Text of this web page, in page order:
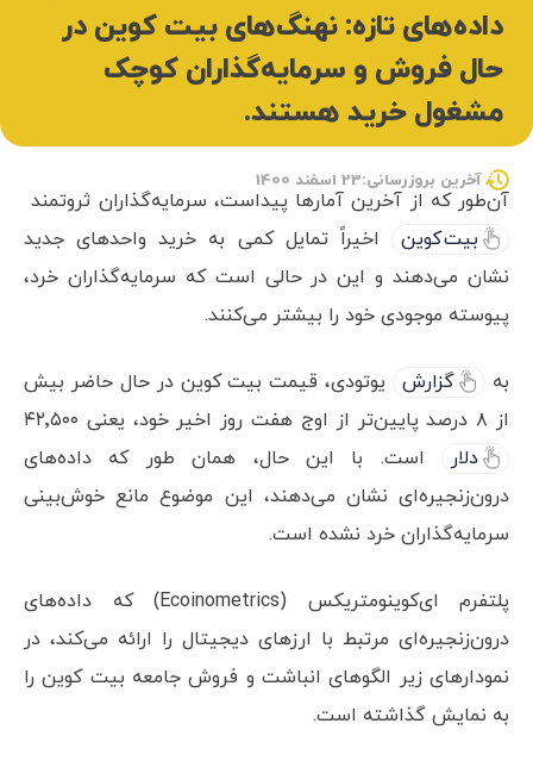
داده‌های تازه: نهنگ‌های بیت کوین در
حال فروش و سرمایه‌گذاران کوچک
مشغول خرید هستند.
آخرین بروزرسانی:23 اسفند 1400
آن‌طور که از آخرین آمارها پیداست، سرمایه‌گذاران ثروتمند
بیت کوین
اخیراً تمایل کمی به خرید واحدهای جدید
نشان می‌دهند و این در حالی است که سرمایه‌گذاران خرد،
پیوسته موجودی خود را بیشتر می‌کنند.
به گزارش
یوتودی، قیمت بیت کوین در حال حاضر بیش
از ۸ درصد پایین‌تر از اوج هفت روز اخیر خود، یعنی ۴۲٬۵۰۰
دلار
است. با این حال، همان طور که داده‌های
درون‌زنجیره‌ای نشان می‌دهند، این موضوع مانع خوش‌بینی
سرمایه‌گذاران خرد نشده است.
پلتفرم ای‌کوینومتریکس (Ecoinometrics) که داده‌های
درون‌زنجیره‌ای مرتبط با ارزهای دیجیتال را ارائه می‌کند، در
نمودارهای زیر الگوهای انباشت و فروش جامعه بیت کوین را
به نمایش گذاشته است.